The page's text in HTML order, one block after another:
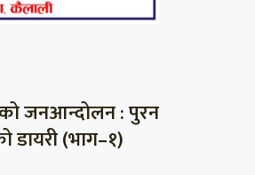
जनआन्दोलन : पुरन
डायरी (भाग–१)